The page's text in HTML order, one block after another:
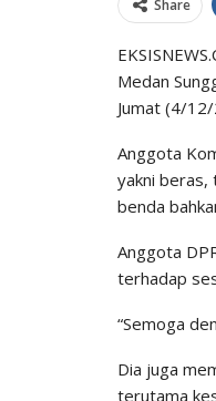
Share
Medan
Jumat (4/
Anggota
yakni beras,
benda
Anggota
terhadap
“Semoga
Dia juga
terutama